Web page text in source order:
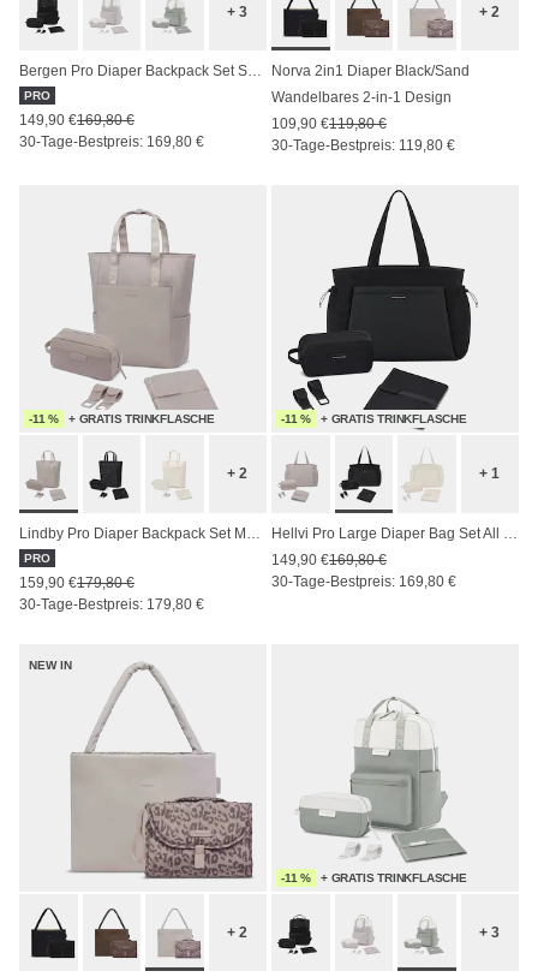
+ 3
Bergen Pro Diaper Backpack Set Sandstone
PRO
149,90 €169,80 €
30-Tage-Bestpreis: 169,80 €
+ 2
Norva 2in1 Diaper Black/Sand
Wandelbares 2-in-1 Design
109,90 €119,80 €
30-Tage-Bestpreis: 119,80 €
-11 % + GRATIS TRINKFLASCHE
+ 2
PRO
159,90 €179,80 €
30-Tage-Bestpreis: 179,80 €
-11 % + GRATIS TRINKFLASCHE
+ 1
149,90 €169,80 €
30-Tage-Bestpreis: 169,80 €
NEW IN
+ 2
-11 % + GRATIS TRINKFLASCHE
+ 3